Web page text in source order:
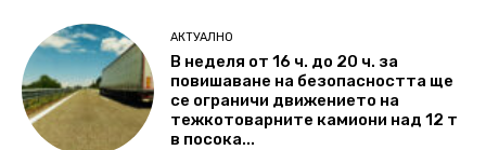
АКТУАЛНО
В неделя от 16 ч. до 20 ч. за
повишаване на безопасността ще
се ограничи движението на
тежкотоварните камиони над 12 т
в посока...